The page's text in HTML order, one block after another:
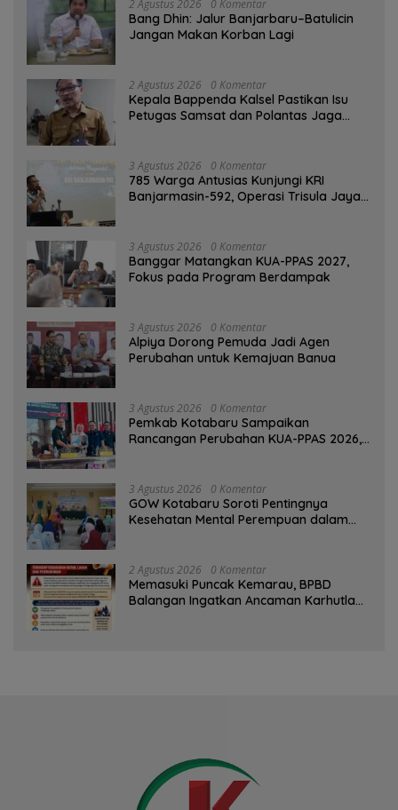
2 Agustus 2026 0 Komentar
Bang Dhin: Jalur Banjarbaru–Batulicin
Jangan Makan Korban Lagi
2 Agustus 2026 0 Komentar
Kepala Bappenda Kalsel Pastikan Isu
Petugas Samsat dan Polantas Jaga
3 Agustus 2026 0 Komentar
785 Warga Antusias Kunjungi KRI
Banjarmasin-592, Operasi Trisula Jaya
3 Agustus 2026 0 Komentar
‎Banggar Matangkan KUA-PPAS 2027,
Fokus pada Program Berdampak
3 Agustus 2026 0 Komentar
‎Alpiya Dorong Pemuda Jadi Agen
Perubahan untuk Kemajuan Banua ‎
3 Agustus 2026 0 Komentar
Pemkab Kotabaru Sampaikan
Rancangan Perubahan KUA-PPAS 2026,
3 Agustus 2026 0 Komentar
GOW Kotabaru Soroti Pentingnya
Kesehatan Mental Perempuan dalam
2 Agustus 2026 0 Komentar
Memasuki Puncak Kemarau, BPBD
Balangan Ingatkan Ancaman Karhutla